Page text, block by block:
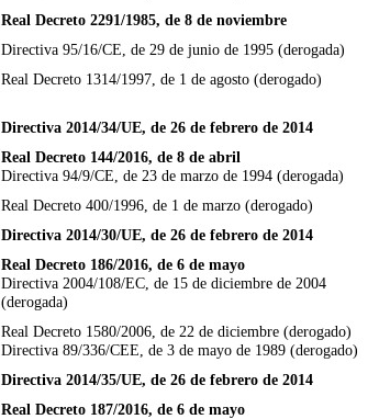
Real Decreto 2291/1985, de 8 de noviembre
Directiva 95/16/CE, de 29 de junio de 1995 (derogada)
Real Decreto 1314/1997, de 1 de agosto (derogado)
Directiva 2014/34/UE, de 26 de febrero de 2014
Real Decreto 144/2016, de 8 de abril
Directiva 94/9/CE, de 23 de marzo de 1994 (derogada)
Real Decreto 400/1996, de 1 de marzo (derogado)
Directiva 2014/30/UE, de 26 de febrero de 2014
Real Decreto 186/2016, de 6 de mayo
Directiva 2004/108/EC, de 15 de diciembre de 2004
(derogada)
Real Decreto 1580/2006, de 22 de diciembre (derogado)
Directiva 89/336/CEE, de 3 de mayo de 1989 (derogado)
Directiva 2014/35/UE, de 26 de febrero de 2014
Real Decreto 187/2016, de 6 de mayo